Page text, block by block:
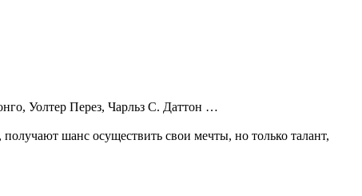
Уолтер Перез, Чарльз С. Даттон …
шанс осуществить свои мечты, но только талант,